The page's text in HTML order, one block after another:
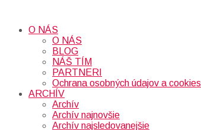
O NÁS
O NÁS
BLOG
NÁŠ TÍM
PARTNERI
Ochrana osobných údajov a cookies
ARCHÍV
Archív
Archív najnovšie
Archív najsledovanejšie